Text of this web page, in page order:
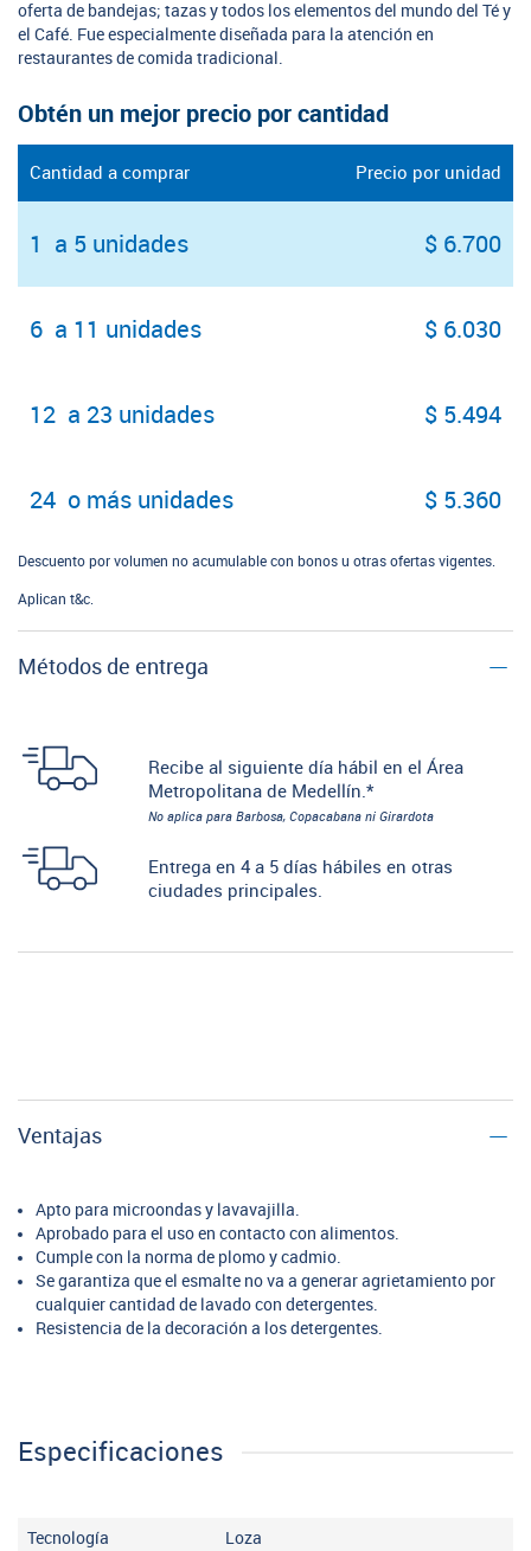
oferta de bandejas; tazas y todos los elementos del mundo del Té y
el Café. Fue especialmente diseñada para la atención en
restaurantes de comida tradicional.
Obtén un mejor precio por cantidad
Cantidad a comprar Precio por unidad
1 a 5 unidades $ 6.700
6 a 11 unidades $ 6.030
12 a 23 unidades $ 5.494
24 o más unidades $ 5.360
Descuento por volumen no acumulable con bonos u otras ofertas vigentes.
Aplican t&c.
Métodos de entrega
Recibe al siguiente día hábil en el Área
Metropolitana de Medellín.*
No aplica para Barbosa, Copacabana ni Girardota
Entrega en 4 a 5 días hábiles en otras
ciudades principales.
Ventajas
Apto para microondas y lavavajilla.
Aprobado para el uso en contacto con alimentos.
Cumple con la norma de plomo y cadmio.
Se garantiza que el esmalte no va a generar agrietamiento por
cualquier cantidad de lavado con detergentes.
Resistencia de la decoración a los detergentes.
Especificaciones
Tecnología Loza